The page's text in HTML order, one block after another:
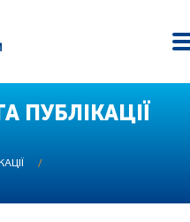
ПУБЛІКАЦІЇ
/